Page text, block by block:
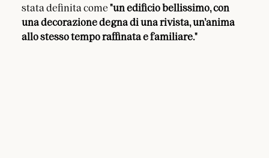
stata definita come "un edificio bellissimo, con
una decorazione degna di una rivista, un’anima
allo stesso tempo raffinata e familiare."